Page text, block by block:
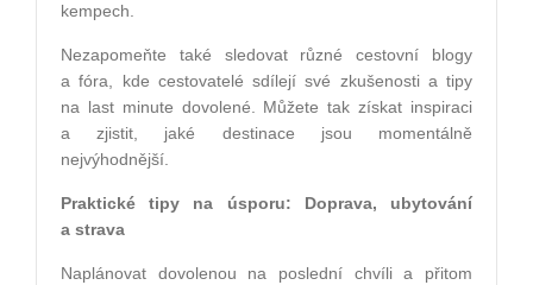
kempech.
Nezapomeňte také sledovat různé cestovní blogy
a fóra, kde cestovatelé sdílejí své zkušenosti a tipy
na last minute dovolené. Můžete tak získat inspiraci
a zjistit, jaké destinace jsou momentálně
nejvýhodnější.
Praktické tipy na úsporu: Doprava, ubytování
a strava
Naplánovat dovolenou na poslední chvíli a přitom